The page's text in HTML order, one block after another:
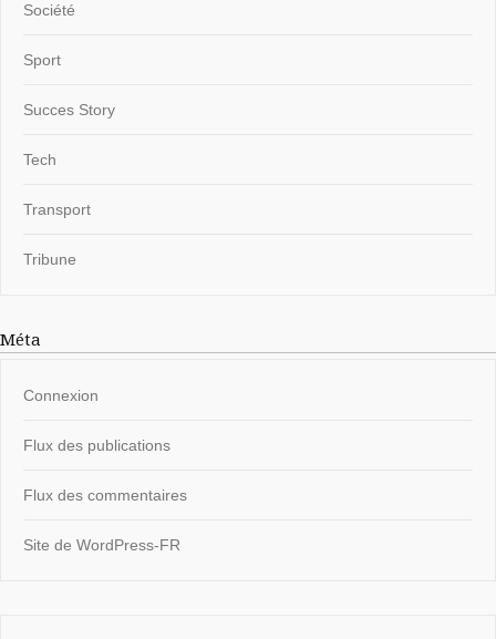
Société
Sport
Succes Story
Tech
Transport
Tribune
Méta
Connexion
Flux des publications
Flux des commentaires
Site de WordPress-FR